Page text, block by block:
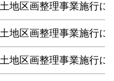
土地区画整理事業施行に
土地区画整理事業施行に
土地区画整理事業施行